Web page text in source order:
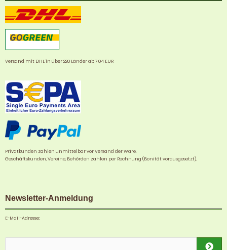
Versand mit DHL in über 220 Länder ab 7,04 EUR
Privatkunden zahlen unmittelbar vor Versand der Ware.
Geschäftskunden, Vereine, Behörden zahlen per Rechnung (Bonität vorausgesetzt).
Newsletter-Anmeldung
E-Mail-Adresse: